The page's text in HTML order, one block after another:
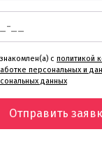
с политикой
персональных и
данных
Отправить